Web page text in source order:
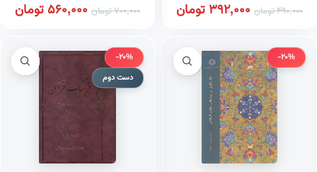
490,000تومان 392,000تومان 700,000تومان 560,000 تومان
-20%
-20%
دست دوم